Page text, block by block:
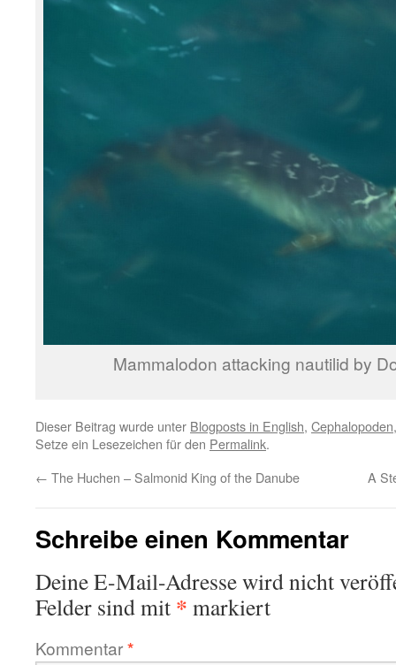
Mammalodon attacking nautilid by
Dieser Beitrag wurde unter Blogposts in English, Cephalopoden
Setze ein Lesezeichen für den Permalink.
← The Huchen – Salmonid King of the Danube A
Schreibe einen Kommentar
Deine E-Mail-Adresse wird nicht
Felder sind mit * markiert
Kommentar*